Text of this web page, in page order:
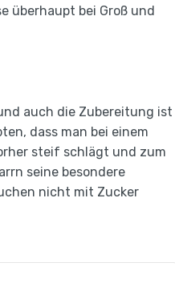
überhaupt bei Groß und
auch die Zubereitung ist
dass man bei einem
steif schlägt und zum
seine besondere
nicht mit Zucker